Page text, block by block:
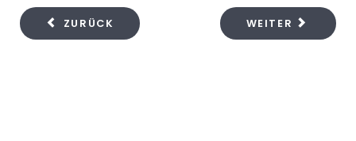
ZURÜCK WEITER